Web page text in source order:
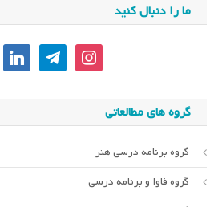
ما را دنبال کنید
instagram
telegram
linkedin
گروه های مطالعاتی
گروه برنامه درسی هنر
گروه فاوا و برنامه درسی